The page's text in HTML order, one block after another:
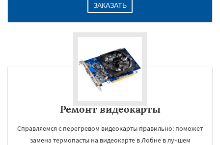
ЗАКАЗАТЬ
Ремонт видеокарты
Справляемся с перегревом видеокарты правильно: поможет
замена термопасты на видеокарте в Лобне в лучшем